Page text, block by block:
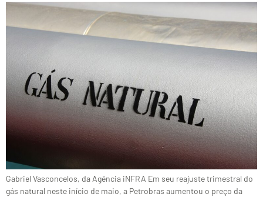
Gabriel Vasconcelos, da Agência iNFRA Em seu reajuste trimestral do
gás natural neste início de maio, a Petrobras aumentou o preço da